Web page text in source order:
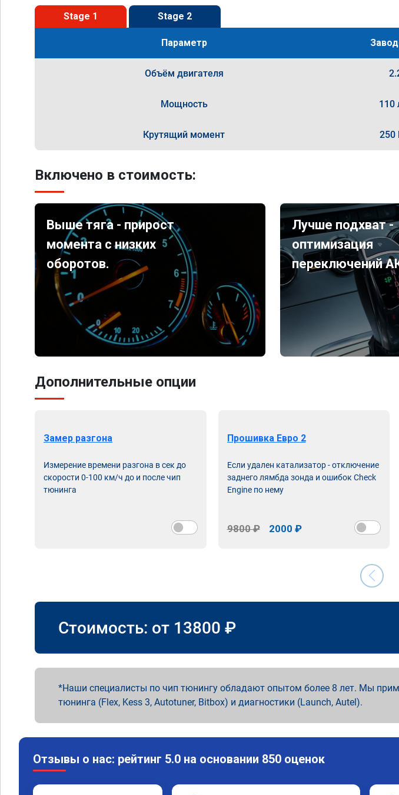
Stage 1 Stage 2
Параметр
Объём двигателя
Мощность 110
Крутящий момент 250
Включено в стоимость:
Выше тяга - прирост
момента с низких
оборотов.
Лучше подхват -
оптимизация
переключений
Дополнительные опции
Замер разгона
Измерение времени разгона в сек до
скорости 0-100 км/ч до и после чип
тюнинга
Прошивка Евро 2
Если удален катализатор - отключение
заднего лямбда зонда и ошибок Check
Engine по нему
9800 ₽ 2000 ₽
Стоимость: от 13800 ₽
Наши специалисты по чип тюнингу обладают опытом более 8 лет. Мы
тюнинга (Flex, Kess 3, Autotuner, Bitbox) и диагностики (Launch, Autel).
Отзывы о нас: рейтинг 5.0 на основании 850 оценок